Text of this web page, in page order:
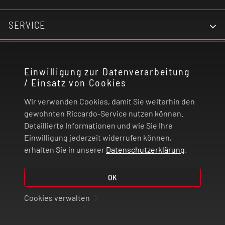
Einwilligung zur Datenverarbeitung
/ Einsatz von Cookies
Wir verwenden Cookies, damit Sie weiterhin den
gewohnten Riccardo-Service nutzen können.
Detaillierte Informationen und wie Sie Ihre
Einwilligung jederzeit widerrufen können,
erhalten Sie in unserer Datenschutzerklärung
OK
Cookies verwalten
auf den Akku.
bzw. lasse ihn nicht nass werden.
Um die Sicherheit des Ladevorgangs zu
gewährleisten, entnehme den Lithium-Ionen-
Akku bitte nicht beim Laden.
Bewahre die Akkus an einem separaten Ort auf
und bringe sie nicht mit metallischen
Gegenständen zusammen.
SERVICE
RECHTLICHES
ZAHLUNG UND VERSAND
VERTRAG WIDERRUFEN
© 2026 | Riccardo Onlinestore GmbH